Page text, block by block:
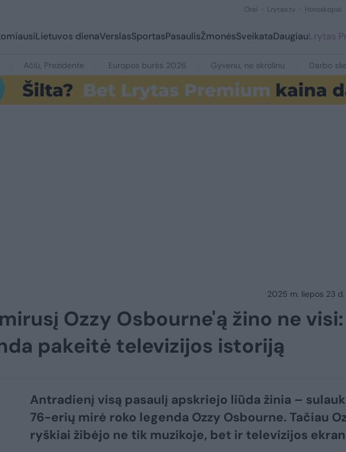
Orai Lrytas.tv Horoskopai
Lietuvos dienaVerslasSportasPasaulisŽmonėsSveikataDaugiauLrytas
Ačiū, Prezidente Europos burės 2026 Gyvenu, ne skrolinu Darbo
2025 m. liepos 23 d.
Ozzy Osbourne'ą žino ne visi:
pakeitė televizijos istoriją
Antradienį visą pasaulį apskriejo liūda žinia –
76-erių mirė roko legenda Ozzy Osbourne. Tačiau
ryškiai žibėjo ne tik muzikoje, bet ir televizijos